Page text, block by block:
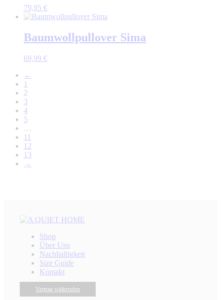
79,95 €
Baumwollpullover Sima
69,99 €
←
1
2
3
4
5
…
11
12
13
→
Shop
Über Uns
Nachhaltigkeit
Size Guide
Kontakt
Vertrag widerrufen